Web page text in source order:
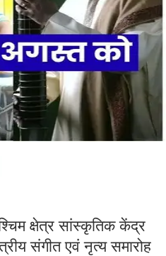
क्षेत्र सांस्कृतिक केंद्र
संगीत एवं नृत्य समारोह